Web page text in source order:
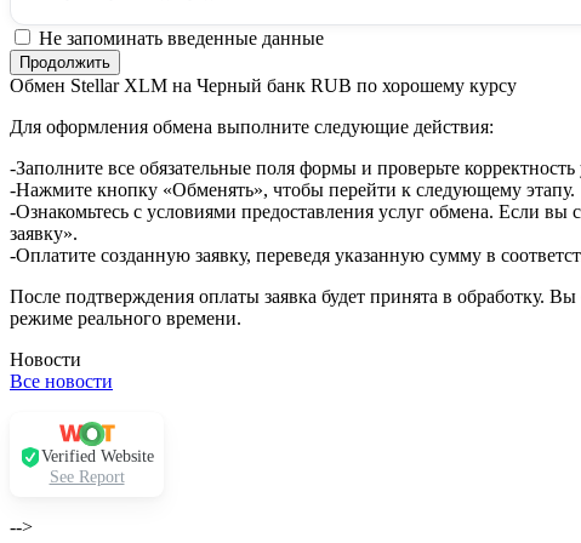
Не запоминать введенные данные
Обмен Stellar XLM на Черный банк RUB по хорошему курсу
Для оформления обмена выполните следующие действия:
-Заполните все обязательные поля формы и проверьте
-Нажмите кнопку «Обменять», чтобы перейти к следующему этапу.
-Ознакомьтесь с условиями предоставления услуг обмена. Если
заявку».
-Оплатите созданную заявку, переведя указанную сумму в
После подтверждения оплаты заявка будет принята в обработку.
режиме реального времени.
Новости
Все новости
Verified Website
See Report
-->